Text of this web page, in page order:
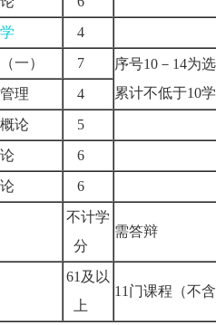
4
（一） 7
序号10－14为
累计不低于10
管理
4
概论
5
论
6
论 6
不计学
分
需答辩
61及以
上
11门课程（不